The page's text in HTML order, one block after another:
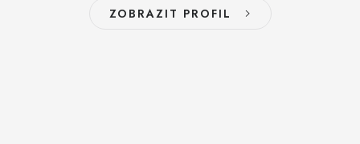
ZOBRAZIT PROFIL